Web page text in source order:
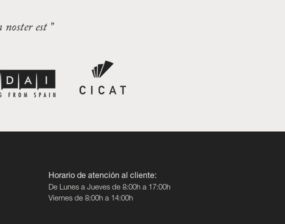
est ”
Horario de atención al cliente:
De Lunes a Jueves de 8:00h a 17:00h
Viernes de 8:00h a 14:00h